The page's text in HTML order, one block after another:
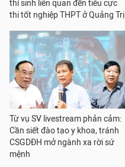
thí sinh liên quan đến tiêu cực
thi tốt nghiệp THPT ở Quảng Trị
Từ vụ SV livestream phản cảm:
Cần siết đào tạo y khoa, tránh
CSGDĐH mở ngành xa rời sứ
mệnh